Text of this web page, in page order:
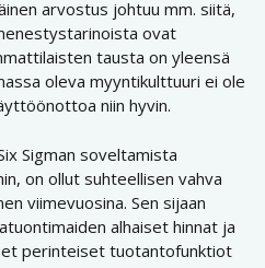
arvostus johtuu mm. siitä,
ovat
tausta on yleensä
oleva myyntikulttuuri ei ole
niin hyvin.
Sigman soveltamista
on ollut suhteellisen vahva
viimevuosina. Sen sijaan
alhaiset hinnat ja
perinteiset tuotantofunktiot